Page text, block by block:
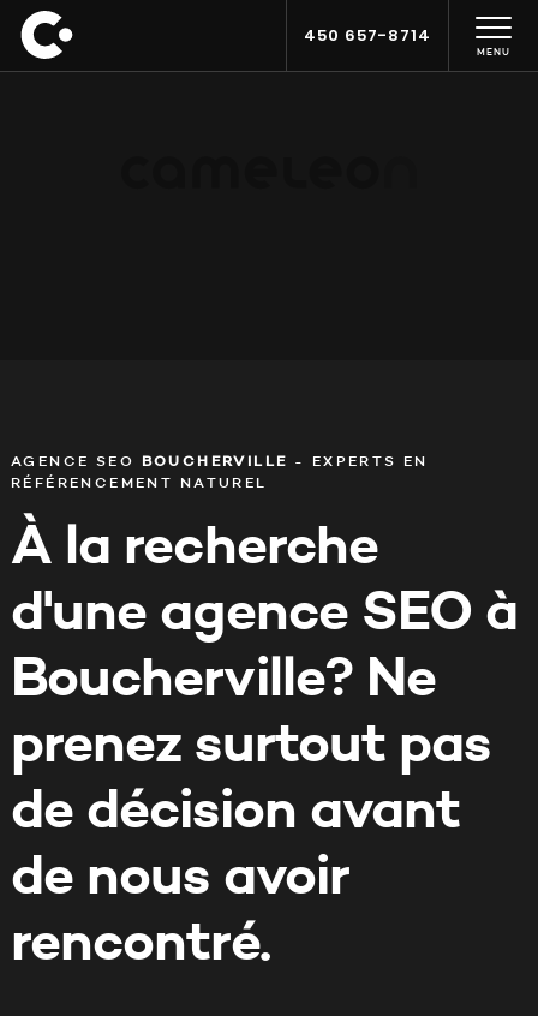
MENU
450 657-8714
AGENCE SEO BOUCHERVILLE - EXPERTS EN
RÉFÉRENCEMENT NATUREL
À la recherche
d'une agence SEO à
Boucherville? Ne
prenez surtout pas
de décision avant
de nous avoir
rencontré.